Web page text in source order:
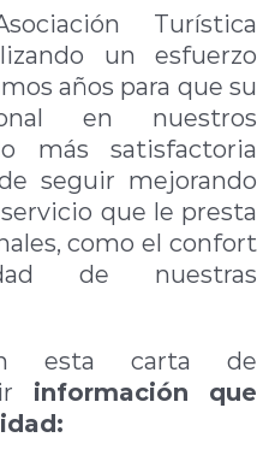
Turística
un esfuerzo
años para que su
en nuestros
más satisfactoria
seguir mejorando
que le presta
como el confort
de nuestras
esta carta de
información que